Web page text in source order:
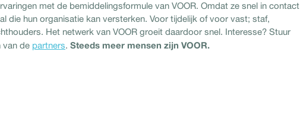
met de bemiddelingsformule van VOOR. Omdat ze snel in contact
die hun organisatie kan versterken. Voor tijdelijk of voor vast; staf,
Het netwerk van VOOR groeit daardoor snel. Interesse? Stuur
van de partners. Steeds meer mensen zijn VOOR.